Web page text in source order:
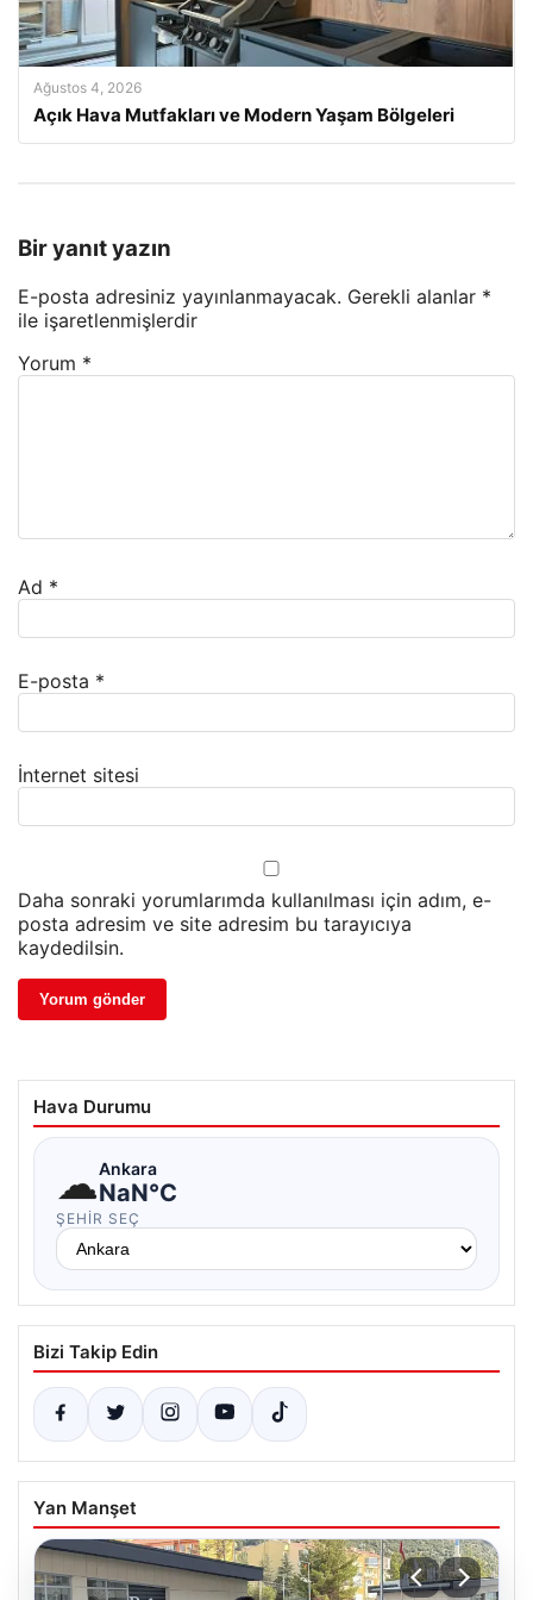
Ağustos 4, 2026
Açık Hava Mutfakları ve Modern Yaşam Bölgeleri
Bir yanıt yazın
E-posta adresiniz yayınlanmayacak. Gerekli alanlar *
ile işaretlenmişlerdir
Yorum *
Ad *
E-posta *
İnternet sitesi
Daha sonraki yorumlarımda kullanılması için adım, e-
posta adresim ve site adresim bu tarayıcıya
kaydedilsin.
Hava Durumu
☁Ankara
NaN°C
ŞEHIR SEÇ
Bizi Takip Edin
Yan Manşet